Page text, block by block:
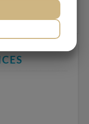
STATISTIK